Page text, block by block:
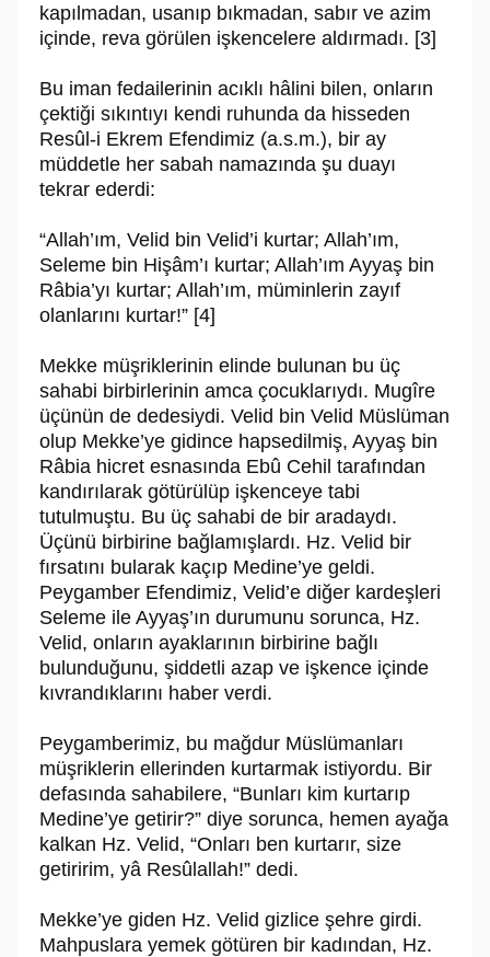
kapılmadan, usanıp bıkmadan, sabır ve azim
içinde, reva görülen işkencelere aldırmadı. [3]
Bu iman fedailerinin acıklı hâlini bilen, onların
çektiği sıkıntıyı kendi ruhun­da da hisseden
Resûl-i Ekrem Efendimiz (a.s.m.), bir ay
müddetle her sabah namazında şu duayı
tekrar ederdi:
“Allah’ım, Velid bin Velid’i kurtar; Allah’ım,
Seleme bin Hişâm’ı kurtar; Al­lah’ım Ayyaş bin
Râbia’yı kurtar; Allah’ım, müminlerin zayıf
olanlarını kur­tar!” [4]
Mekke müşriklerinin elinde bulunan bu üç
sahabi birbirlerinin amca çocuk­larıydı. Mugîre
üçünün de dedesiydi. Velid bin Velid Müslüman
olup Mekke’ye gidince hapse­dilmiş, Ayyaş bin
Râbia hicret esnasında Ebû Cehil tarafından
kandırılarak götürülüp işkenceye tabi
tutulmuştu. Bu üç sahabi de bir aradaydı.
Üçünü birbirine bağlamışlardı. Hz. Velid bir
fırsatını bularak kaçıp Medine’ye geldi.
Peygamber Efendimiz, Velid’e diğer kardeşleri
Seleme ile Ayyaş’ın duru­munu sorunca, Hz.
Velid, onların ayaklarının birbirine bağlı
bulunduğunu, şid­detli azap ve işkence içinde
kıvrandıklarını haber verdi.
Peygamberimiz, bu mağdur Müslümanları
müşriklerin ellerinden kurtarmak istiyordu. Bir
defasında sahabilere, “Bunları kim kurtarıp
Medine’ye getirir?” diye sorunca, hemen ayağa
kalkan Hz. Velid, “Onları ben kurtarır, size
getiri­rim, yâ Re­sû­lal­lah!” dedi.
Mekke’ye giden Hz. Velid gizlice şehre girdi.
Mahpuslara yemek götüren bir kadından, Hz.